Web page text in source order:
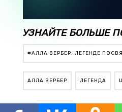
УЗНАЙТЕ БОЛЬШЕ
#АЛЛА ВЕРБЕР. ЛЕГЕНДЕ
АЛЛА ВЕРБЕР ЛЕГЕНДА